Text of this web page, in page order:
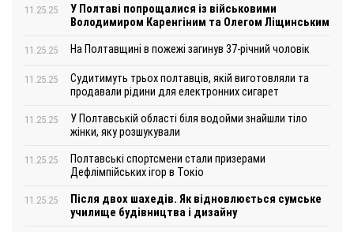
11.25.25
У Полтаві попрощалися із військовими
Володимиром Каренгіним та Олегом Ліщинським
11.25.25 На Полтавщині в пожежі загинув 37-річний чоловік
11.25.25
Судитимуть трьох полтавців, якій виготовляли та
продавали рідини для електронних сигарет
11.25.25
У Полтавській області біля водойми знайшли тіло
жінки, яку розшукували
11.25.25
Полтавські спортсмени стали призерами
Дефлімпійських ігор в Токіо
11.25.25
Після двох шахедів. Як відновлюється сумське
училище будівництва і дизайну